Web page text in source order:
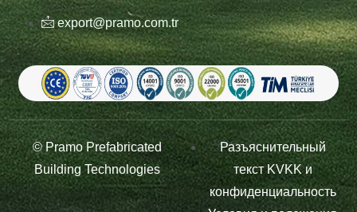
export@pramo.com.tr
© Pramo Prefabricated
Building Technologies
Разъяснительный
текст KVKK и
конфиденциальность